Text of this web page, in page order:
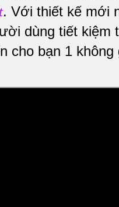
. Với thiết kế mới
dùng tiết kiệm
cho bạn 1 không